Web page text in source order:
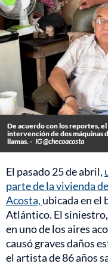
De acuerdo con los reportes,
intervención de dos máquinas
llamas. - IG @checoacosta
El pasado 25 de abril,
parte de la vivienda
Acosta, ubicada en el
Atlántico. El
en uno de los aires
causó graves daños
el artista de 86 años